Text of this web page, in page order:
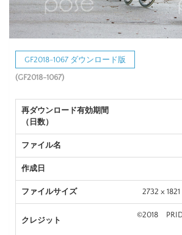
GF2018-1067 ダウンロード版
(GF2018-1067)
再ダウンロード有効期間
（日数）
ファイル名
作成日
ファイルサイズ 2732 x
クレジット
©2018